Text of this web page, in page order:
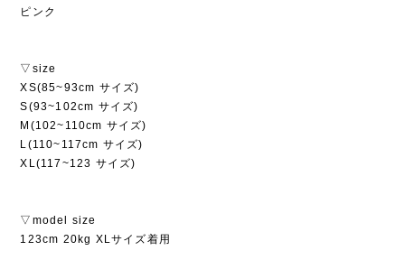
ピンク
▽size
XS(85~93cm サイズ)
S(93~102cm サイズ)
M(102~110cm サイズ)
L(110~117cm サイズ)
XL(117~123 サイズ)
▽model size
123cm 20kg XLサイズ着用